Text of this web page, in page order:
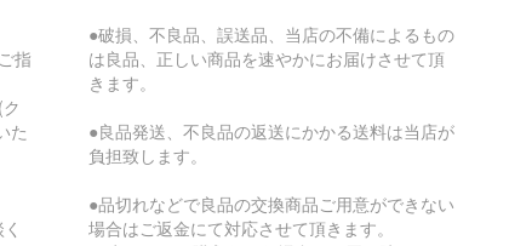
指
た
●破損、不良品、誤送品、当店の不備によるもの
は良品、正しい商品を速やかにお届けさせて頂
きます。
●良品発送、不良品の返送にかかる送料は当店が
負担致します。
●品切れなどで良品の交換商品ご用意ができない
場合はご返金にて対応させて頂きます。